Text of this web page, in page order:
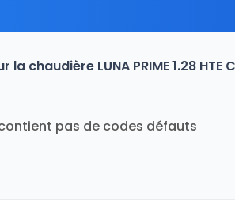
chaudière LUNA PRIME 1.28 HTE
contient pas de codes défauts